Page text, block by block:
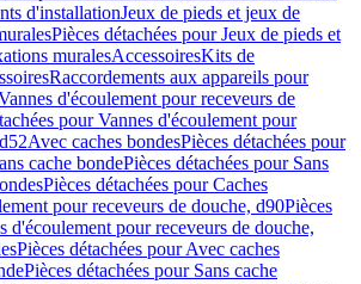
d'installationJeux de pieds et jeux de
Pièces détachées pour Jeux de pieds et
muralesAccessoiresKits de
Raccordements aux appareils pour
d'écoulement pour receveurs de
pour Vannes d'écoulement pour
Avec caches bondesPièces détachées pour
cache bondePièces détachées pour Sans
Pièces détachées pour Caches
pour receveurs de douche, d90Pièces
d'écoulement pour receveurs de douche,
Pièces détachées pour Avec caches
Pièces détachées pour Sans cache